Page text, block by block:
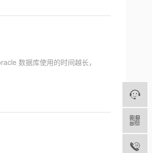
数据库使用的时间越长，